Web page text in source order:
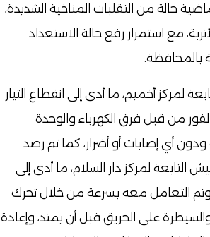
حالة من التقلبات المناخية الشديدة،
مع استمرار رفع حالة الاستعداد
بالمحافظة.
أخميم، ما أدى إلى انقطاع التيار
من قبل فرق الكهرباء والوحدة
ودون أي إصابات أو أضرار، كما تم رصد
لمركز دار السلام، ما أدى إلى
وتم التعامل معه بسرعة من خلال تحرك
والسيطرة على الحريق قبل أن يمتد، وإعادة